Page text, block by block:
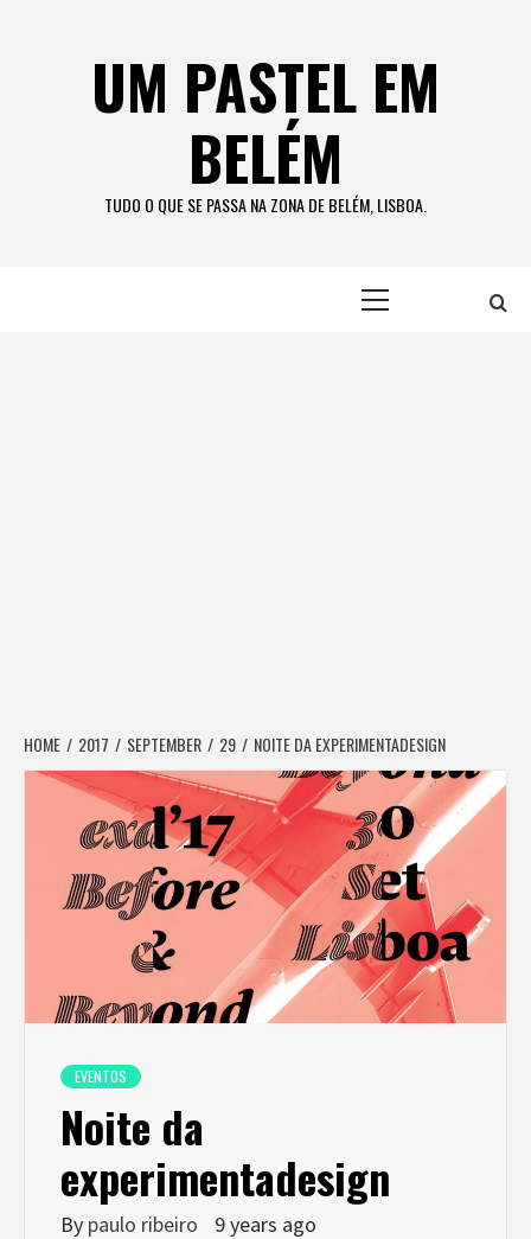
UM PASTEL EM
BELÉM
TUDO O QUE SE PASSA NA ZONA DE BELÉM, LISBOA.
HOME 2017 SEPTEMBER 29 NOITE DA EXPERIMENTADESIGN
EVENTOS
Noite da
experimentadesign
By paulo ribeiro 9 years ago